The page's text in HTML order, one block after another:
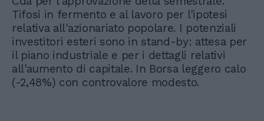
Tifosi in fermento e al lavoro per l'ipotesi
relativa all'azionariato popolare. I potenziali
investitori esteri sono in stand-by: attesa per
il piano industriale e per i dettagli relativi
all'aumento di capitale. In Borsa leggero calo
(-2,48%) con controvalore modesto.